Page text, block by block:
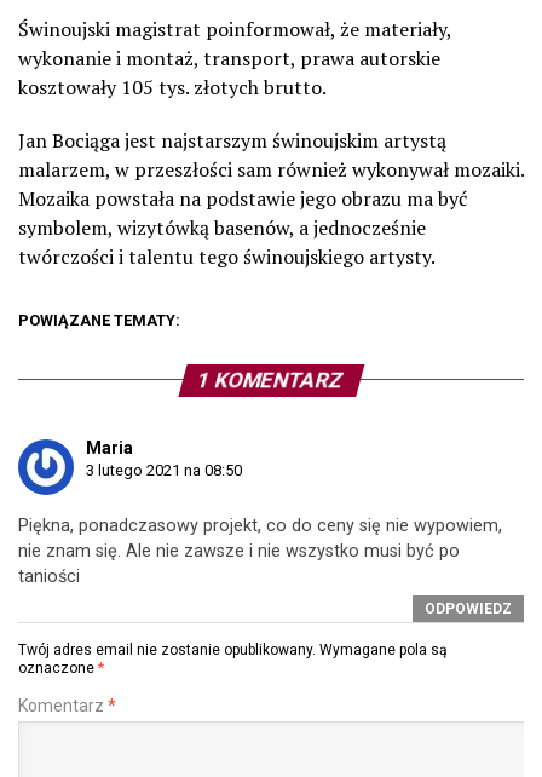
Świnoujski magistrat poinformował, że materiały,
wykonanie i montaż, transport, prawa autorskie
kosztowały 105 tys. złotych brutto.
Jan Bociąga jest najstarszym świnoujskim artystą
malarzem, w przeszłości sam również wykonywał mozaiki.
Mozaika powstała na podstawie jego obrazu ma być
symbolem, wizytówką basenów, a jednocześnie
twórczości i talentu tego świnoujskiego artysty.
POWIĄZANE TEMATY:
1 KOMENTARZ
Maria
3 lutego 2021 na 08:50
Piękna, ponadczasowy projekt, co do ceny się nie wypowiem,
nie znam się. Ale nie zawsze i nie wszystko musi być po
taniości
ODPOWIEDZ
Twój adres email nie zostanie opublikowany. Wymagane pola są
oznaczone *
Komentarz *